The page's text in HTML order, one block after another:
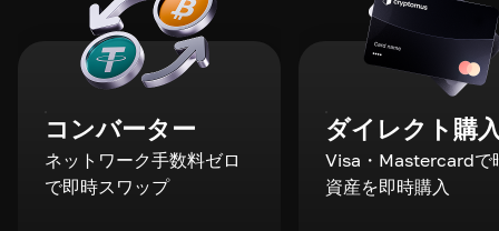
コンバーター
ネットワーク手数料ゼロ
で即時スワップ
ダイレクト購
Visa・Mastercardで
資産を即時購入